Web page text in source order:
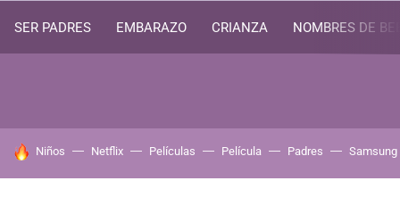
SER PADRES EMBARAZO CRIANZA NOMBRES DE
HOY SE HABLA DE
Niños Netflix Películas Película Padres Samsung